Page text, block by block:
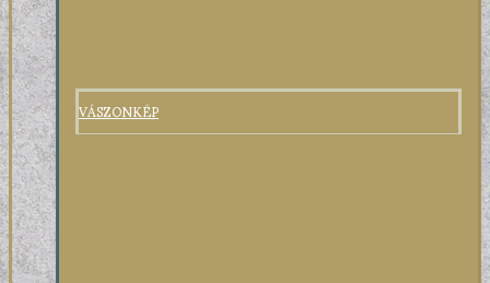
VÁSZONKÉP